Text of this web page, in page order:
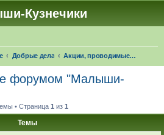
Кузнечики
Добрые дела Акции, проводимые форумом "Малыши-Кузнечики"
форумом "Малыши-
• Страница 1 из 1
Темы